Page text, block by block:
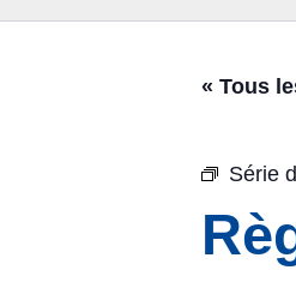
« Tous
Série